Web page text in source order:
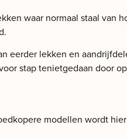
waar normaal staal van
eerder lekken en
stap tenietgedaan door
modellen wordt